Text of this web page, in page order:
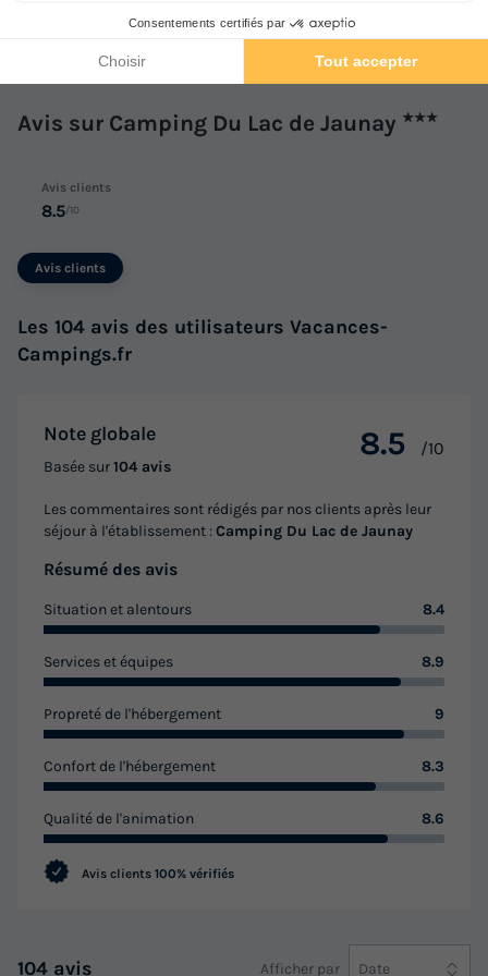
équipements, divers
Avis sur Camping Du Lac de Jaunay ★★★
Avis clients
8.5/10
Avis clients
Les 104 avis des utilisateurs Vacances-
Campings.fr
Note globale
Basée sur104 avis
8.5 /10
Les commentaires sont rédigés par nos clients après leur
séjour à l'établissement :Camping Du Lac de Jaunay
Résumé des avis
Situation et alentours 8.4
Services et équipes 8.9
Propreté de l'hébergement 9
Confort de l'hébergement 8.3
Qualité de l'animation 8.6
Avis clients 100% vérifiés
104 avis Afficher par Date